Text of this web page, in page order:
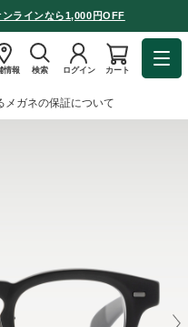
ラインなら1,000円OFF
情報 検索 ログイン カート
メガネの保証について